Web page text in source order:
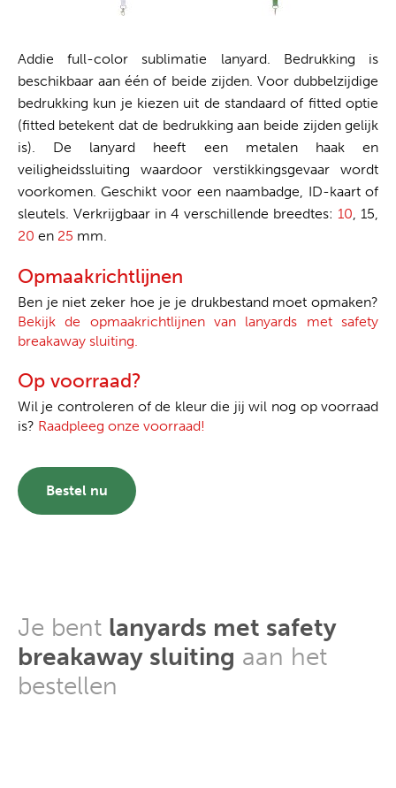
Addie full-color sublimatie lanyard. Bedrukking is
beschikbaar aan één of beide zijden. Voor dubbelzijdige
bedrukking kun je kiezen uit de standaard of fitted optie
(fitted betekent dat de bedrukking aan beide zijden gelijk
is). De lanyard heeft een metalen haak en
veiligheidssluiting waardoor verstikkingsgevaar wordt
voorkomen. Geschikt voor een naambadge, ID-kaart of
sleutels. Verkrijgbaar in 4 verschillende breedtes:10, 15,
20 en 25 mm.
Opmaakrichtlijnen
Ben je niet zeker hoe je je drukbestand moet opmaken?
Bekijk de opmaakrichtlijnen van lanyards met safety
breakaway sluiting.
Op voorraad?
Wil je controleren of de kleur die jij wil nog op voorraad
is? Raadpleeg onze voorraad!
Bestel nu
Je bent lanyards met safety
breakaway sluiting aan het
bestellen